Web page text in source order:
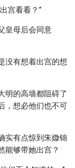
宫看看？”
皇母后会同意
没有想着出宫的想
明的高墙都阻碍了
，想必他们也不可
实有点惊到朱媺锦
能够带她出宫？